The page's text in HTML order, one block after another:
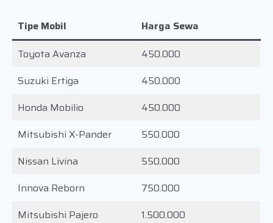
Tipe Mobil
Harga Sewa
Toyota Avanza
450.000
Suzuki Ertiga
450.000
Honda Mobilio
450.000
Mitsubishi X-Pander
550.000
Nissan Livina
550.000
Innova Reborn
750.000
Mitsubishi Pajero
1.500.000